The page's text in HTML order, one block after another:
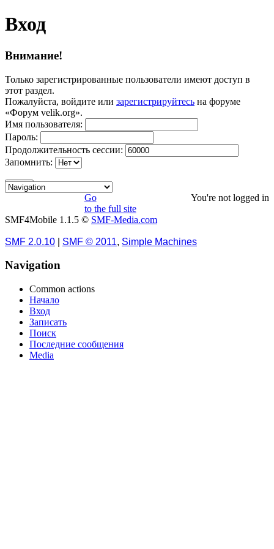
Вход
Внимание!
Только зарегистрированные пользователи имеют доступ в
этот раздел.
Пожалуйста, войдите или зарегистрируйтесь на форуме
«Форум velik.org».
Имя пользователя:
Пароль:
Продолжительность сессии:
Запомнить:
You're not logged in
Go
to the full site
SMF4Mobile 1.1.5 © SMF-Media.com
SMF 2.0.10 SMF © 2011, Simple Machines
Navigation
Common actions
Начало
Вход
Записать
Поиск
Последние сообщения
Media